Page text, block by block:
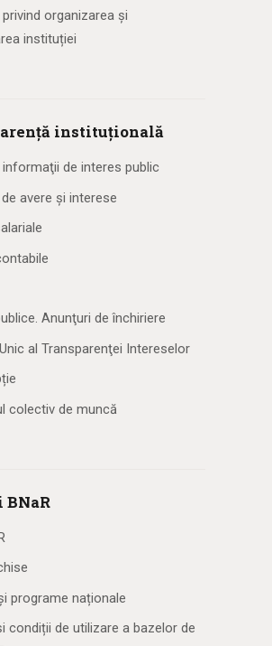
organizarea și
instituției
instituțională
de interes public
avere și interese
Anunţuri de închiriere
al Transparenţei Intereselor
colectiv de muncă
programe naționale
condiții de utilizare a bazelor de